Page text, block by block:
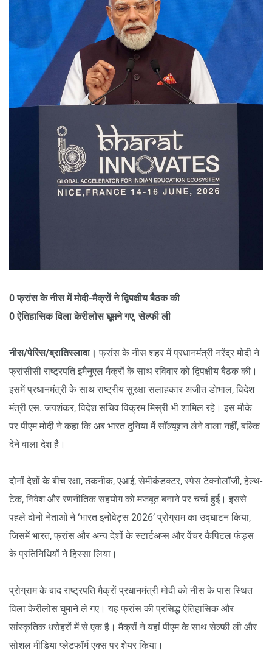
0 फ्रांस के नीस में मोदी-मैक्रों ने द्विपक्षीय बैठक की
0 ऐतिहासिक विला केरीलोस घूमने गए, सेल्फी ली
नीस/पेरिस/ब्रातिस्लावा। फ्रांस के नीस शहर में प्रधानमंत्री नरेंद्र मोदी ने
फ्रांसीसी राष्ट्रपति इमैनुएल मैक्रों के साथ रविवार को द्विपक्षीय बैठक की।
इसमें प्रधानमंत्री के साथ राष्ट्रीय सुरक्षा सलाहकार अजीत डोभाल, विदेश
मंत्री एस. जयशंकर, विदेश सचिव विक्रम मिस्री भी शामिल रहे। इस मौके
पर पीएम मोदी ने कहा कि अब भारत दुनिया में सॉल्यूशन लेने वाला नहीं, बल्कि
देने वाला देश है।
दोनों देशों के बीच रक्षा, तकनीक, एआई, सेमीकंडक्टर, स्पेस टेक्नोलॉजी, हेल्थ-
टेक, निवेश और रणनीतिक सहयोग को मजबूत बनाने पर चर्चा हुई। इससे
पहले दोनों नेताओं ने ‘भारत इनोवेट्स 2026’ प्रोग्राम का उद्घाटन किया,
जिसमें भारत, फ्रांस और अन्य देशों के स्टार्टअप्स और वेंचर कैपिटल फंड्स
के प्रतिनिधियों ने हिस्सा लिया।
प्रोग्राम के बाद राष्ट्रपति मैक्रों प्रधानमंत्री मोदी को नीस के पास स्थित
विला केरीलोस घुमाने ले गए। यह फ्रांस की प्रसिद्ध ऐतिहासिक और
सांस्कृतिक धरोहरों में से एक है। मैक्रों ने यहां पीएम के साथ सेल्फी ली और
सोशल मीडिया प्लेटफॉर्म एक्स पर शेयर किया।